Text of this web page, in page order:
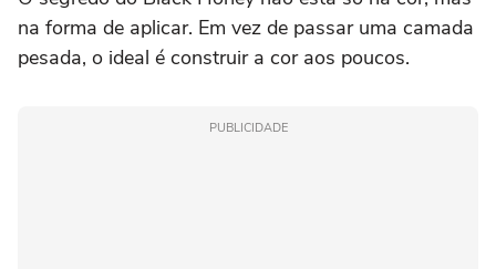
na forma de aplicar. Em vez de passar uma camada
pesada, o ideal é construir a cor aos poucos.
PUBLICIDADE